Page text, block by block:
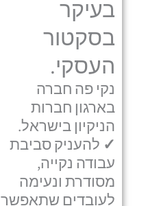
בעיקר
בסקטור
העסקי.
נקי פה חברה
בארגון חברות
הניקיון בישראל.
✓ להעניק סביבת
עבודה נקייה,
מסודרת ונעימה
לעובדים שתאפשר